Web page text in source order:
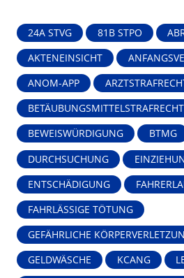
24A STVG 81B STPO
AKTENEINSICHT
ANOM-APP
BETÄUBUNGSMITTELSTRAFRECHT
BEWEISWÜRDIGUNG BTMG
DURCHSUCHUNG
ENTSCHÄDIGUNG
FAHRLÄSSIGE TÖTUNG
GEFÄHRLICHE
GELDWÄSCHE KCANG